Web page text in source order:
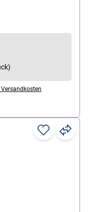
Schwamm
100% natürliche
Inhalt:
Versandkosten